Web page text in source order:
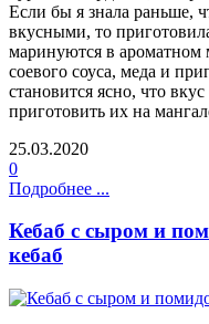
Если бы я знала раньше,
вкусными, то
маринуются в ароматном
соевого соуса, меда и
становится ясно, что
приготовить их на
25.03.2020
0
Подробнее ...
Кебаб с сыром и
кебаб